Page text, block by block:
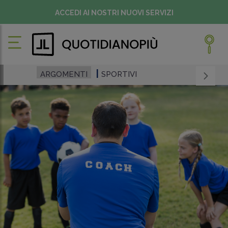
ACCEDI AI NOSTRI NUOVI SERVIZI
ARGOMENTI SPORTIVI